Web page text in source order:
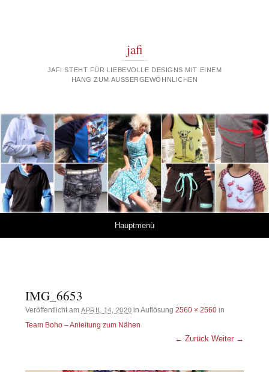
jafi
JAFI STEHT FÜR LIEBEVOLLE DESIGNS MIT EINEM
HANG ZUM AUSSERGEWÖHNLICHEN
Hauptmenü
IMG_6653
Veröffentlicht amAPRIL 14, 2020 in Auflösung2560 × 2560 in
Team Boho – Anleitung zum Nähen
← Zurück Weiter →